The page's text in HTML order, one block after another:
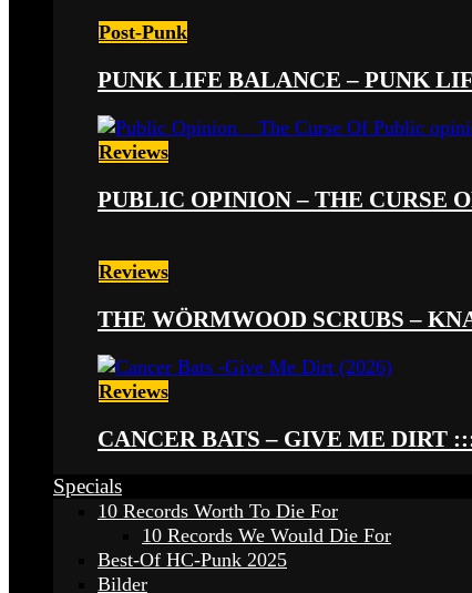
Post-Punk
PUNK LIFE BALANCE – PUNK
Reviews
PUBLIC OPINION – THE CURSE
Reviews
THE WÖRMWOOD SCRUBS –
Reviews
CANCER BATS – GIVE ME DIRT
Specials
10 Records Worth To Die For
10 Records We Would Die For
Best-Of HC-Punk 2025
Bilder